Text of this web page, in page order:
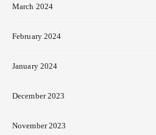
March 2024
February 2024
January 2024
December 2023
November 2023